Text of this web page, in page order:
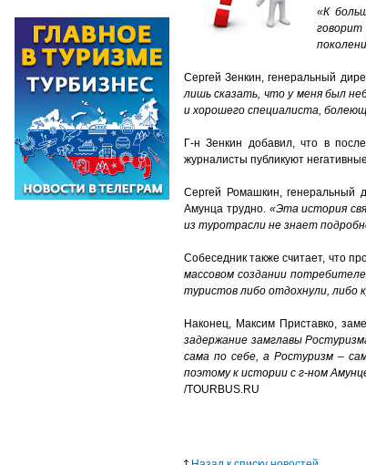
«К
Сергей Зенкин, генеральный
лишь сказать, что у меня был
и хорошего специалиста,
Г-н Зенкин добавил, что в
журналисты публикуют
Сергей Ромашкин, генеральный
Амунца трудно. «Эта история
из туротрасли не знает
Собеседник также считает, что
массовом создании
туристов либо отдохнули, либо
Наконец, Максим Приставко,
задержание замглавы
сама по себе, а Ростуризм –
поэтому к истории с г-ном
/TOURBUS.RU